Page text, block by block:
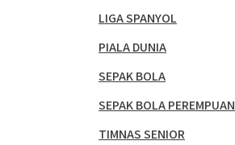
LIGA SPANYOL
PIALA DUNIA
SEPAK BOLA
SEPAK BOLA PEREMPUAN
TIMNAS SENIOR